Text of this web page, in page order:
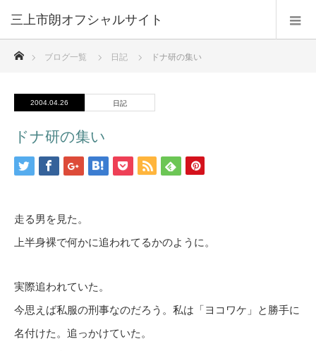
三上市朗オフシャルサイト
ブログ一覧 日記 ドナ研の集い
2004.04.26 日記
ドナ研の集い
走る男を見た。
上半身裸で何かに追われてるかのように。
実際追われていた。
今思えば私服の刑事なのだろう。私は「ヨコワケ」と勝手に
名付けた。追っかけていた。